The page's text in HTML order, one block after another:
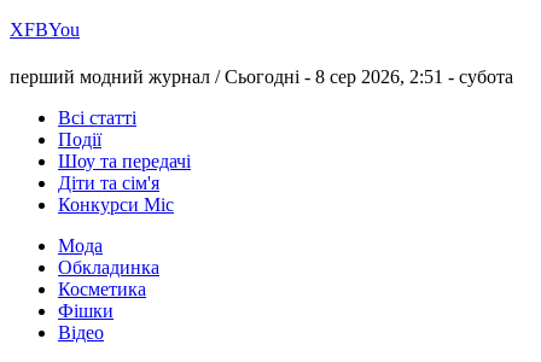
ХFBYou
перший модний журнал /Сьогодні - 8 сер 2026, 2:51 - субота
Всі статті
Події
Шоу та передачі
Діти та сім'я
Конкурси Міс
Мода
Обкладинка
Косметика
Фішки
Відео